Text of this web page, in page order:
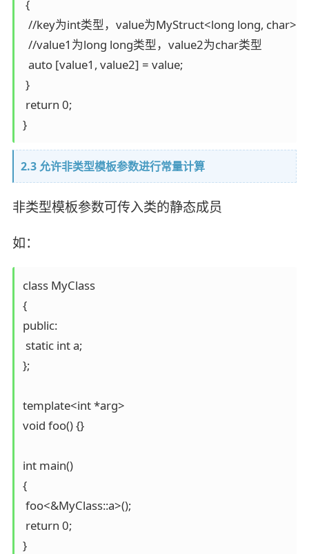
{
//key为int类型，value为MyStruct<long long, char>
  //value1为long long类型，value2为char类型
  auto [value1, value2] = value;
}
return 0;
}
2.3 允许非类型模板参数进行常量计算
非类型模板参数可传入类的静态成员
如：
class MyClass
{
public:
static int a;
};
template<int *arg>
void foo() {}
int main()
{
foo<&MyClass::a>();
return 0;
}